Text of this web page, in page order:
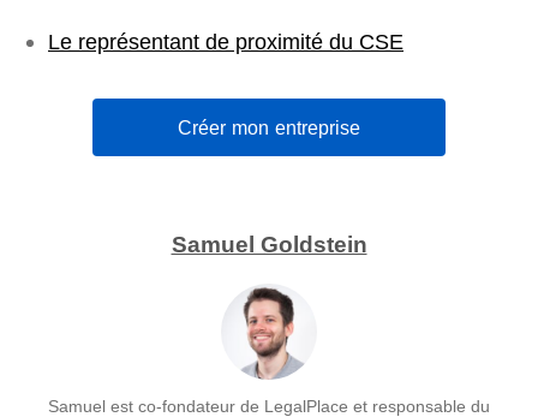
Le représentant de proximité du CSE
Créer mon entreprise
Samuel Goldstein
Samuel est co-fondateur de LegalPlace et responsable du